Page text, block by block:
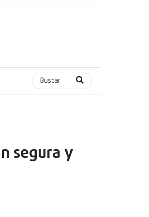
Buscar
segura y